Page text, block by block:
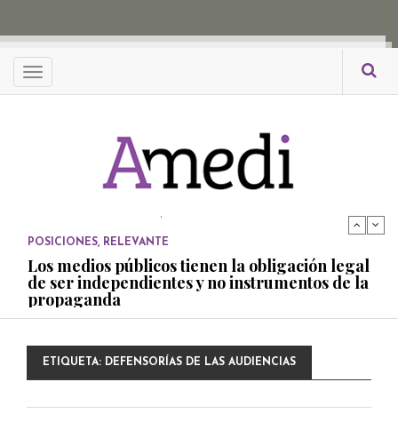
Menu
POSICIONES
Consejos ciudadanos e IFT deben garantizar
independencia editorial de medios públicos
Amedi condena atentado contra Ciro Gómez
POSICIONES, RELEVANTE
Los medios públicos tienen la obligación legal
de ser independientes y no instrumentos de la
propaganda
PUBLICADO EL 27 NOVIEMBRE, 2022
Consejos ciudadanos e IFT deben garantizar
ETIQUETA: DEFENSORÍAS DE LAS AUDIENCIAS